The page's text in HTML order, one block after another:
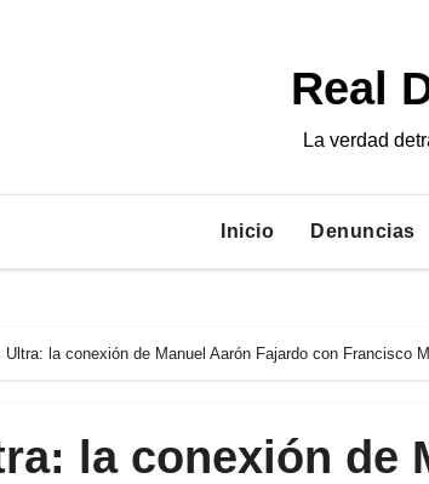
Real
La verdad
Inicio Denuncias
Ultra: la conexión de Manuel Aarón Fajardo con Francisco
la conexión de